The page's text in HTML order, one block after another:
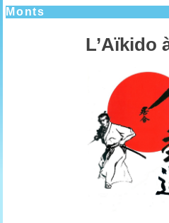
Monts
L’Aïkido